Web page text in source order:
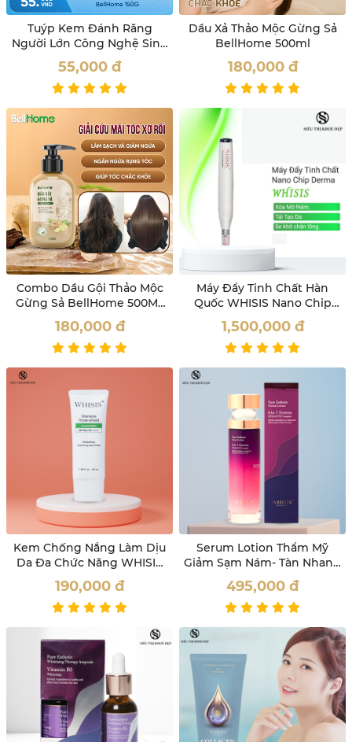
Tuýp Kem Đánh Răng
Người Lớn Công Nghệ Sinh
Học Bell Home 150G
55,000 đ
Dầu Xả Thảo Mộc Gừng Sả
BellHome 500ml
180,000 đ
Combo Dầu Gội Thảo Mộc
Gừng Sả BellHome 500ML
Tặng Bọt Vệ Sinh Phụ Nữ
100ML
180,000 đ
Máy Đẩy Tinh Chất Hàn
Quốc WHISIS Nano Chip
Derma Pen Mờ Nám, Giảm
Nếp Nhăn
1,500,000 đ
Kem Chống Nắng Làm Dịu
Da Đa Chức Năng WHISIS
Intensive Triple-Shield
Sunscreen
190,000 đ
Serum Lotion Thẩm Mỹ
Giảm Sạm Nám- Tàn Nhang
Whisis 100ml
495,000 đ